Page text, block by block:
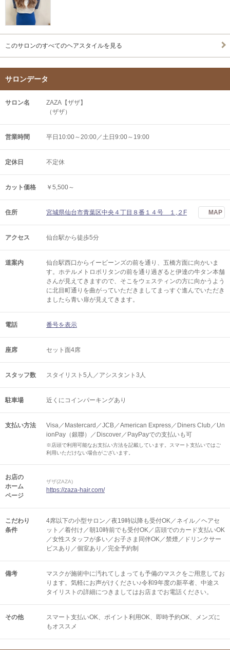
このサロンのすべてのヘアスタイルを見る
サロンデータ
サロン名
ZAZA【ザザ】
（ザザ）
営業時間 平日10:00～20:00／土日9:00～19:00
定休日 不定休
カット価格 ￥5,500～
住所 宮城県仙台市青葉区中央４丁目８番１４号 １,２F MAP
アクセス 仙台駅から徒歩5分
道案内
仙台駅西口からイービーンズの前を通り、五橋方面に向かいま
す。ホテルメトロポリタンの前を通り過ぎると伊達の牛タン本舗
さんが見えてきますので、そこをウェスティンの方に向かうよう
に北目町通りを曲がっていただきましてまっすぐ進んでいただき
ましたら青い扉が見えてきます。
電話 番号を表示
座席 セット面4席
スタッフ数 スタイリスト5人／アシスタント3人
駐車場 近くにコインパーキングあり
支払い方法
Visa／Mastercard／JCB／American Express／Diners Club／Un
ionPay（銀聯）／Discover／PayPayでの支払いも可
※店頭で利用可能なお支払い方法を記載しています。スマート支払いではご
利用いただけない場合がございます。
お店の
ホーム
ページ
ザザ(ZAZA)
https://zaza-hair.com/
こだわり
条件
4席以下の小型サロン／夜19時以降も受付OK／ネイル／ヘアセ
ット／着付け／朝10時前でも受付OK／店頭でのカード支払いOK
／女性スタッフが多い／お子さま同伴OK／禁煙／ドリンクサー
ビスあり／個室あり／完全予約制
備考
マスクが施術中に汚れてしまっても予備のマスクをご用意してお
ります。気軽にお声がけください♪令和9年度の新卒者、中途ス
タイリストの詳細につきましてはお店までお電話ください。
その他 スマート支払いOK ポイント利用OK 即時予約OK
メンズに
もオススメ